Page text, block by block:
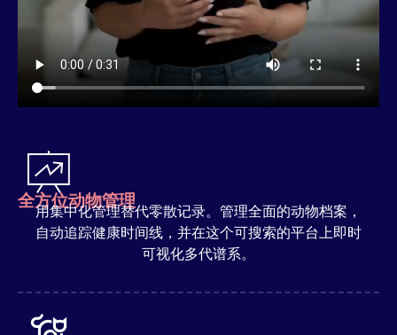
全方位动物管理
用集中化管理替代零散记录。管理全面的动物档案，
自动追踪健康时间线，并在这个可搜索的平台上即时
可视化多代谱系。